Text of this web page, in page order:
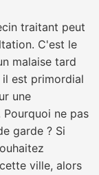
traitant peut
C'est le
malaise tard
il est primordial
une
ne pas
garde ? Si
ville, alors